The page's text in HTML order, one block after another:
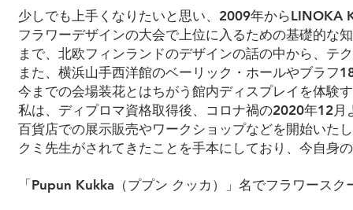
少しでも上手くなりたいと思い、2009年からLINOKA
フラワーデザインの大会で上位に入るための基礎的な
まで、北欧フィンランドのデザインの話の中から、テ
また、横浜山手西洋館のベーリック・ホールやブラフ
今までの会場装花とはちがう館内ディスプレイを体験
私は、ディプロマ資格取得後、コロナ禍の2020年12
百貨店での展示販売やワークショップなどを開始いた
クミ先生がされてきたことを手本にしており、今自身
「Pupun Kukka（ププン クッカ）」名でフラワースク